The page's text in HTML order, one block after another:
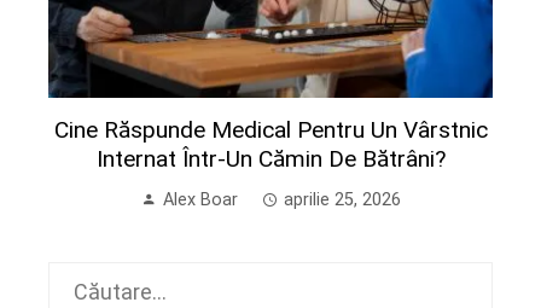
Cine Răspunde Medical Pentru Un Vârstnic
Internat Într-Un Cămin De Bătrâni?
Alex Boar aprilie 25, 2026
Caută